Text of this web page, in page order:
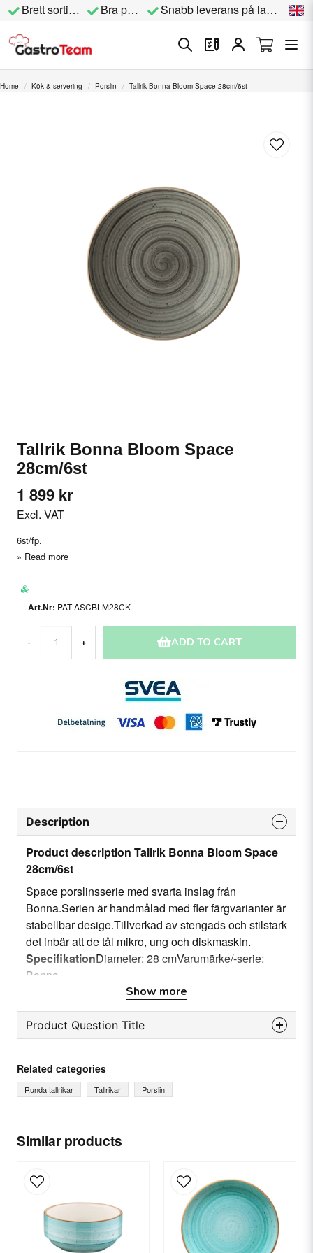
Brett sortiment Bra priser Snabb leverans på lagervara
Home Kök & servering Porslin Tallrik Bonna Bloom Space 28cm/6st
Tallrik Bonna Bloom Space
28cm/6st
1 899 kr
Excl. VAT
6st/fp.
Read more
PAT-ASCBLM28CK
- + ADD TO CART
Similar products
Description
Product description Tallrik Bonna Bloom Space
28cm/6st
Space porslinsserie med svarta inslag från
Bonna.Serien är handmålad med fler färgvarianter är
stabellbar desige.Tillverkad av stengads och stilstark
det inbär att de tål mikro, ung och diskmaskin.
SpecifikationDiameter: 28 cmVarumärke/-serie:
Bonna
Show more
Product Question Title
Ask us something about this product...
Name
email
Email
Related categories
Runda tallrikar Tallrikar Porslin